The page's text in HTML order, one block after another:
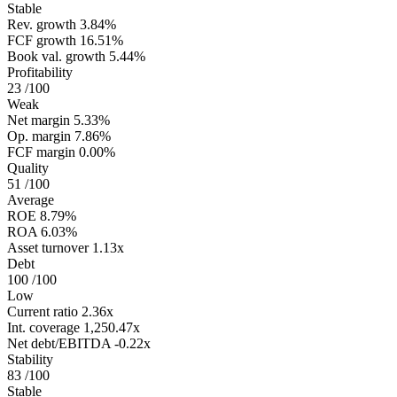
Stable
Rev. growth 3.84%
FCF growth 16.51%
Book val. growth 5.44%
Profitability
23 /100
Weak
Net margin 5.33%
Op. margin 7.86%
FCF margin 0.00%
Quality
51 /100
Average
ROE 8.79%
ROA 6.03%
Asset turnover 1.13x
Debt
100 /100
Low
Current ratio 2.36x
Int. coverage 1,250.47x
Net debt/EBITDA -0.22x
Stability
83 /100
Stable